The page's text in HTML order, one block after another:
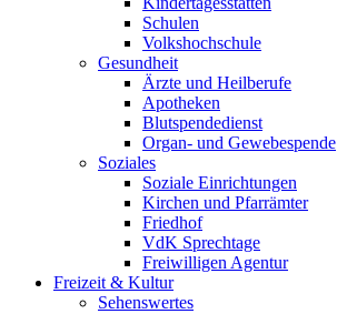
Schulen
Volkshochschule
Gesundheit
Ärzte und Heilberufe
Apotheken
Blutspendedienst
Organ- und Gewebespende
Soziales
Soziale Einrichtungen
Kirchen und Pfarrämter
Friedhof
VdK Sprechtage
Freiwilligen Agentur
Freizeit & Kultur
Sehenswertes